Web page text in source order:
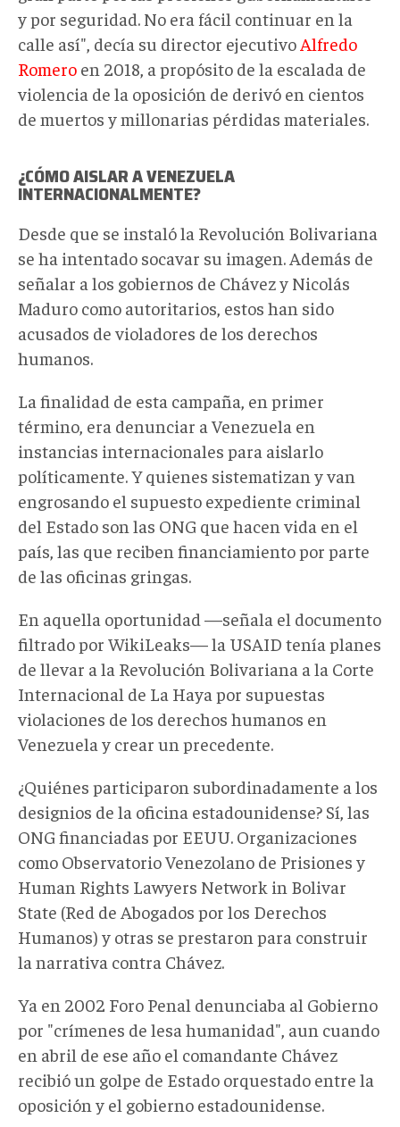
y por seguridad. No era fácil continuar en la
calle así", decía su director ejecutivo Alfredo
Romero en 2018, a propósito de la escalada de
violencia de la oposición de derivó en cientos
de muertos y millonarias pérdidas materiales.
¿CÓMO AISLAR A VENEZUELA
INTERNACIONALMENTE?
Desde que se instaló la Revolución Bolivariana
se ha intentado socavar su imagen. Además de
señalar a los gobiernos de Chávez y Nicolás
Maduro como autoritarios, estos han sido
acusados de violadores de los derechos
humanos.
La finalidad de esta campaña, en primer
término, era denunciar a Venezuela en
instancias internacionales para aislarlo
políticamente. Y quienes sistematizan y van
engrosando el supuesto expediente criminal
del Estado son las ONG que hacen vida en el
país, las que reciben financiamiento por parte
de las oficinas gringas.
En aquella oportunidad —señala el documento
filtrado por WikiLeaks— la USAID tenía planes
de llevar a la Revolución Bolivariana a la Corte
Internacional de La Haya por supuestas
violaciones de los derechos humanos en
Venezuela y crear un precedente.
¿Quiénes participaron subordinadamente a los
designios de la oficina estadounidense? Sí, las
ONG financiadas por EEUU. Organizaciones
como Observatorio Venezolano de Prisiones y
Human Rights Lawyers Network in Bolivar
State (Red de Abogados por los Derechos
Humanos) y otras se prestaron para construir
la narrativa contra Chávez.
Ya en 2002 Foro Penal denunciaba al Gobierno
por "crímenes de lesa humanidad", aun cuando
en abril de ese año el comandante Chávez
recibió un golpe de Estado orquestado entre la
oposición y el gobierno estadounidense.